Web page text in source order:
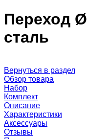
Переход
сталь
Вернуться в раздел
Обзор товара
Набор
Комплект
Описание
Характеристики
Аксессуары
Отзывы